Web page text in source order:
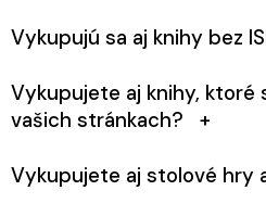
náklady.
Vykupujú sa aj knihy bez
Vykupujete aj knihy, ktoré
vašich stránkach?
symbolickú cenu 1 Kč. Stačí ich
Vykupujete aj stolové hry